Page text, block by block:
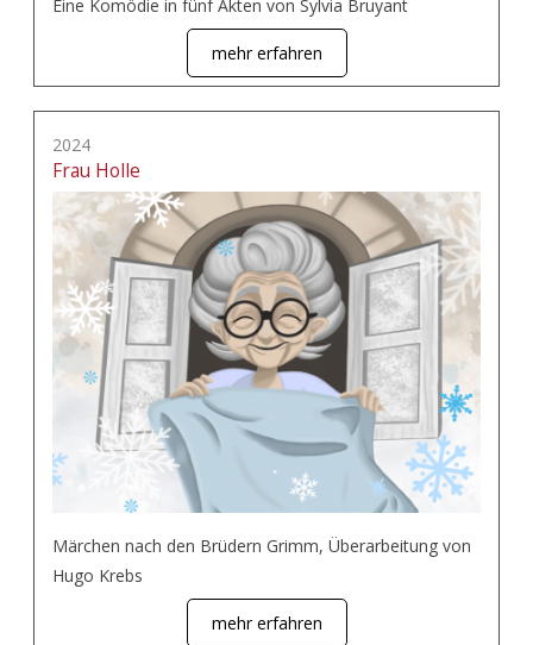
Eine Komödie in fünf Akten von Sylvia Bruyant
mehr erfahren
2024
Frau Holle
Märchen nach den Brüdern Grimm, Überarbeitung von
Hugo Krebs
mehr erfahren